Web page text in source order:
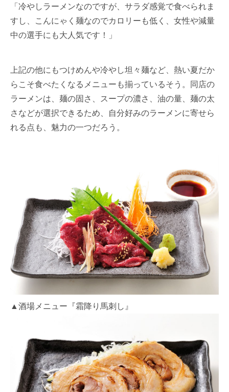
「冷やしラーメンなのですが、サラダ感覚で食べられま
すし、こんにゃく麺なのでカロリーも低く、女性や減量
中の選手にも大人気です！」
上記の他にもつけめんや冷やし坦々麺など、熱い夏だか
らこそ食べたくなるメニューも揃っているそう。同店の
ラーメンは、麺の固さ、スープの濃さ、油の量、麺の太
さなどが選択できるため、自分好みのラーメンに寄せら
れる点も、魅力の一つだろう。
▲酒場メニュー『霜降り馬刺し』